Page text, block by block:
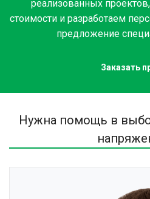
реализованных
стоимости и разработаем
предложение
Заказать
Нужна помощь в